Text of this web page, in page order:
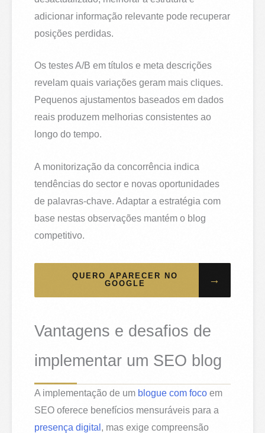
adicionar informação relevante pode recuperar
posições perdidas.
Os testes A/B em títulos e meta descrições
revelam quais variações geram mais cliques.
Pequenos ajustamentos baseados em dados
reais produzem melhorias consistentes ao
longo do tempo.
A monitorização da concorrência indica
tendências do sector e novas oportunidades
de palavras-chave. Adaptar a estratégia com
base nestas observações mantém o blog
competitivo.
QUERO APARECER NO
GOOGLE
→
Vantagens e desafios de
implementar um SEO blog
A implementação de um blogue com foco em
SEO oferece benefícios mensuráveis para a
presença digital , mas exige compreensão